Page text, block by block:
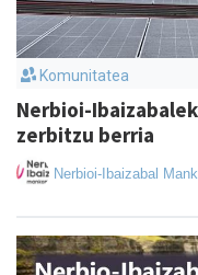
Komunitatea
Nerbioi-
zerbitzu berria
Nerbioi-Ibaizabal